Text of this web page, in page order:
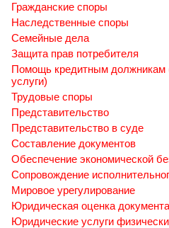
Гражданские споры
Наследственные споры
Семейные дела
Защита прав потребителя
Помощь кредитным должникам
услуги)
Трудовые споры
Представительство
Представительство в суде
Составление документов
Обеспечение экономической
Сопровождение
Мировое урегулирование
Юридическая оценка документа
Юридические услуги